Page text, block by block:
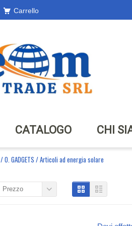
Carrello
CATALOGO CHI
/O. GADGETS /Articoli ad energia solare
Prezzo